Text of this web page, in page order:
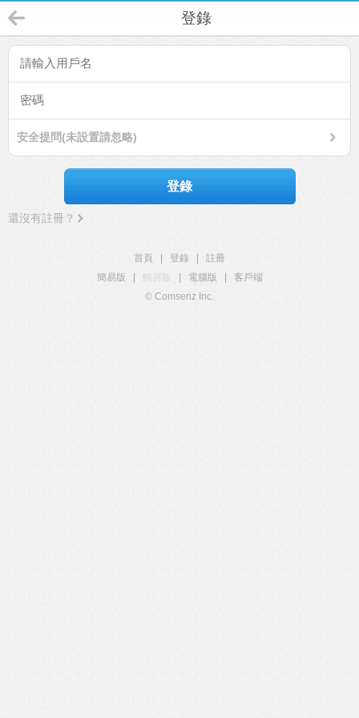
登錄
安全提問(未設置請忽略)
登錄
還沒有註冊？
首頁 登錄
註冊
簡易版
觸屏版 電腦版
客戶端
© Comsenz Inc.